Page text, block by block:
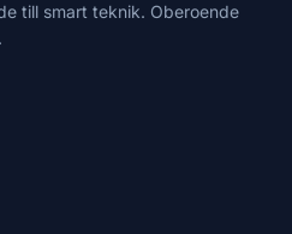
till smart teknik. Oberoende